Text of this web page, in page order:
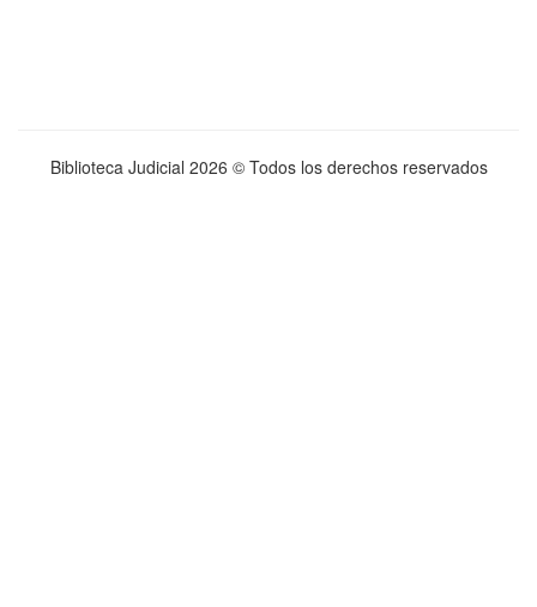
Biblioteca Judicial 2026 © Todos los derechos reservados